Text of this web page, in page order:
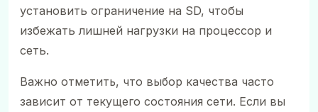
установить ограничение на SD, чтобы
избежать лишней нагрузки на процессор и
сеть.
Важно отметить, что выбор качества часто
зависит от текущего состояния сети. Если вы